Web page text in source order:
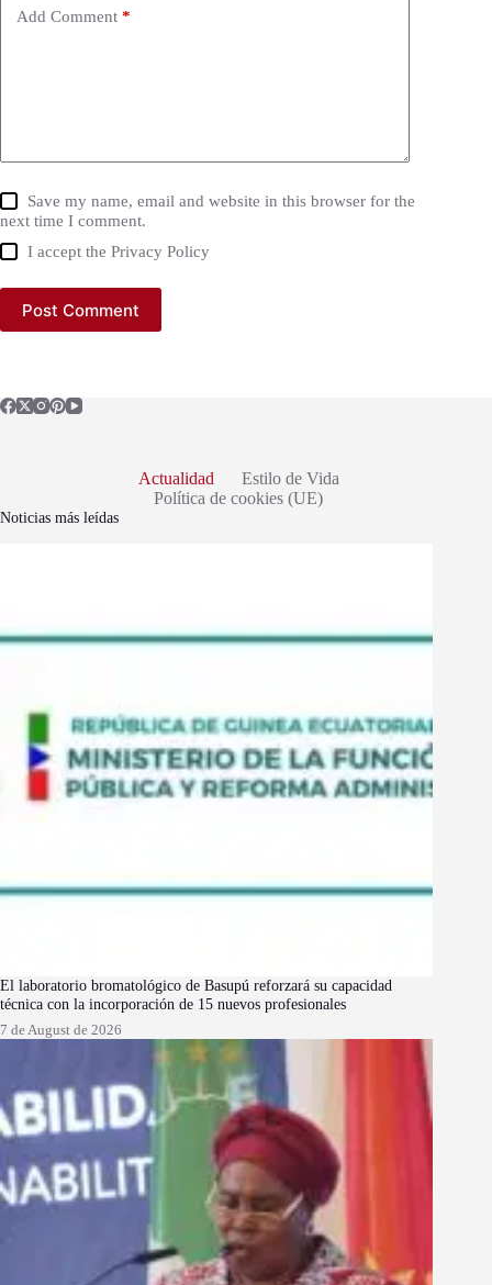
Add Comment *
Save my name, email and website in this browser for the
next time I comment.
I accept thePrivacy Policy
Post Comment
Actualidad
Estilo de Vida
Política de cookies (UE)
Noticias más leídas
El laboratorio bromatológico de Basupú reforzará su capacidad
técnica con la incorporación de 15 nuevos profesionales
7 de August de 2026